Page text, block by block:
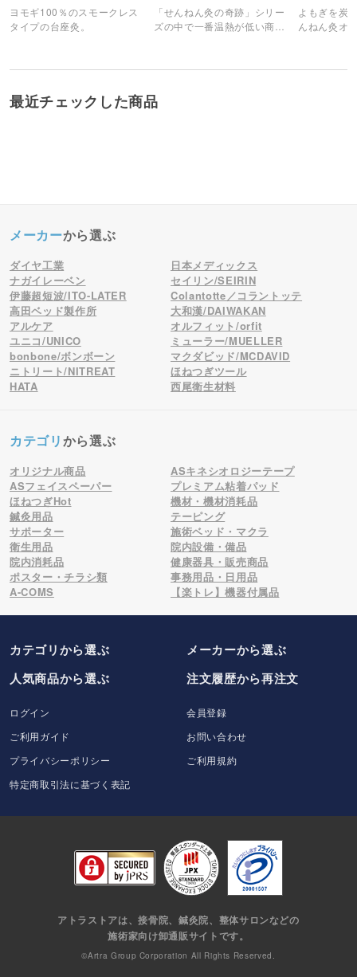
ヨモギ100％のスモークレス
タイプの台座灸。
「せんねん灸の奇跡」シリー
ズの中で一番温熱が低い商
よもぎを炭
んねん灸オ
最近チェックした商品
メーカーから選ぶ
ダイヤ工業
日本メディックス
ナガイレーベン
セイリン/SEIRIN
伊藤超短波/ITO-LATER
Colantotte／コラントッテ
高田ベッド製作所
大和漢/DAIWAKAN
アルケア
オルフィット/orfit
ユニコ/UNICO
ミューラー/MUELLER
bonbone/ボンボーン
マクダビッド/MCDAVID
ニトリート/NITREAT
ほねつぎツール
HATA
西尾衛生材料
カテゴリから選ぶ
オリジナル商品
ASキネシオロジーテープ
ASフェイスペーパー
プレミアム粘着パッド
ほねつぎHot
機材・機材消耗品
鍼灸用品
テーピング
サポーター
施術ベッド・マクラ
衛生用品
院内設備・備品
院内消耗品
健康器具・販売商品
ポスター・チラシ類
事務用品・日用品
A-COMS
【楽トレ】機器付属品
カテゴリから選ぶ メーカーから選ぶ
人気商品から選ぶ
注文履歴から再注文
ログイン
会員登録
ご利用ガイド
お問い合わせ
プライバシーポリシー
ご利用規約
特定商取引法に基づく表記
アトラストアは、接骨院、鍼灸院、整体サロンなどの
施術家向け卸通販サイトです。
©Artra Group Corporation All Rights Reserved.